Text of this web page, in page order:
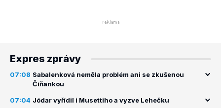
Expres zprávy
07:08 Sabalenková neměla problém ani se zkušenou
Číňankou
07:04 Jódar vyřídil i Musettiho a vyzve Lehečku